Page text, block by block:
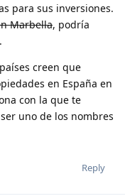
para sus inversiones.
Marbella, podría
creen que
en España en
con la que te
uno de los nombres
Reply